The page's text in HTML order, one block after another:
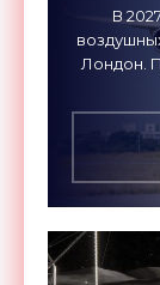
В
Лондон.